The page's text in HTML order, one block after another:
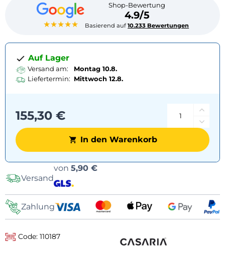
★★★★★
Shop-Bewertung
4.9/5
Basierend auf10.233 Bewertungen
Auf Lager
Versand am:
Montag 10.8.
Liefertermin: Mittwoch 12.8.
155,30 €
In den Warenkorb
Versand
von 5,90 €
Zahlung
Code: 110187